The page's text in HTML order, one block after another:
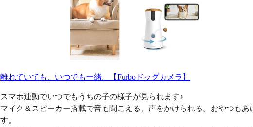
離れていても、いつでも一緒。【Furboドッグカメラ】
スマホ連動でいつでもうちの子の様子が見られます♪
マイク＆スピーカー搭載で音も聞こえる、声をかけられる。おやつもあ
す。